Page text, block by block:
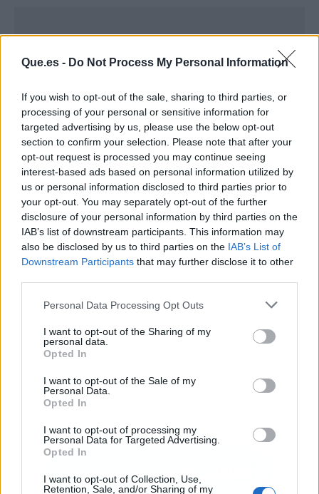
Que.es - Do Not Process My Personal Information
If you wish to opt-out of the sale, sharing to third parties, or
processing of your personal or sensitive information for
targeted advertising by us, please use the below opt-out
section to confirm your selection. Please note that after your
opt-out request is processed you may continue seeing
interest-based ads based on personal information utilized by
us or personal information disclosed to third parties prior to
your opt-out. You may separately opt-out of the further
disclosure of your personal information by third parties on the
IAB’s list of downstream participants. This information may
also be disclosed by us to third parties on the IAB’s List of
Downstream Participants that may further disclose it to other
Personal Data Processing Opt Outs
I want to opt-out of the Sharing of my
personal data.
Opted In
I want to opt-out of the Sale of my
Personal Data.
Opted In
I want to opt-out of processing my
Personal Data for Targeted Advertising.
Opted In
I want to opt-out of Collection, Use,
Retention, Sale, and/or Sharing of my
Publicidad